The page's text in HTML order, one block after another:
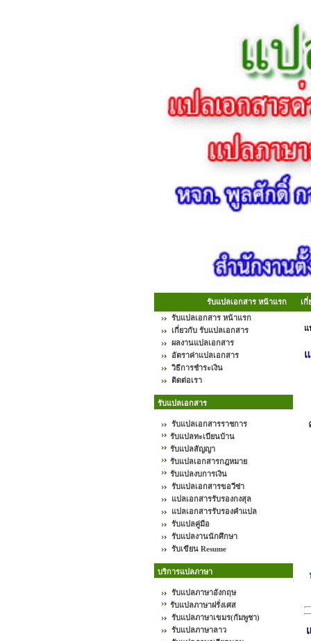
รับแปลเอกสาร หน้าแรก เกี่
รับแปลเอกสาร หน้าแรก
เกี่ยวกับ รับแปลเอกสาร
ผลงานแปลเอกสาร
อัตราค่าแปลเอกสาร
วิธีการชำระเงิน
ติดต่อเรา
รับแปลเอกสาร
รับแปลเอกสารราชการ
รับแปลทะเบียนบ้าน
รับแปลสัญญา
รับแปลเอกสารกฎหมาย
รับแปลงบการเงิน
รับแปลเอกสารขอวีซ่า
แปลเอกสารรับรองกงสุล
แปลเอกสารรับรองคำแปล
รับแปลคู่มือ
รับแปลงานนักศึกษา
รับเขียน Resume
บริการแปลภาษา
รับแปลภาษาอังกฤษ
รับแปลภาษาฝรั่งเศส
รับแปลภาษาเขมร(กัมพูชา)
รับแปลภาษาลาว
แ